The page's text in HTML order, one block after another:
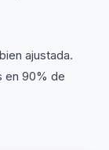
ajustada.
en 90% de